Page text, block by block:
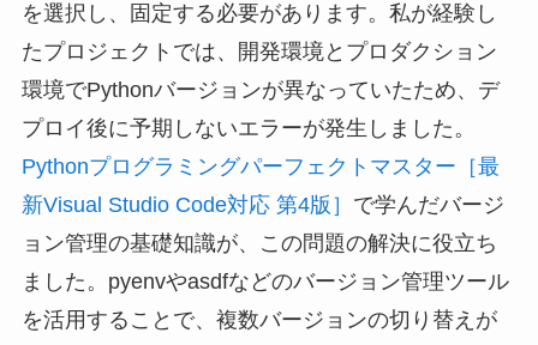
を選択し、固定する必要があります。私が経験し
たプロジェクトでは、開発環境とプロダクション
環境でPythonバージョンが異なっていたため、デ
プロイ後に予期しないエラーが発生しました。
Pythonプログラミングパーフェクトマスター［最
新Visual Studio Code対応 第4版］ で学んだバージ
ョン管理の基礎知識が、この問題の解決に役立ち
ました。pyenvやasdfなどのバージョン管理ツール
を活用することで、複数バージョンの切り替えが